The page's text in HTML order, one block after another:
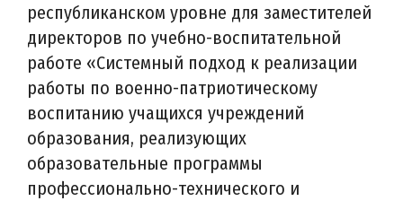
республиканском уровне для заместителей
директоров по учебно-воспитательной
работе «Системный подход к реализации
работы по военно-патриотическому
воспитанию учащихся учреждений
образования, реализующих
образовательные программы
профессионально-технического и